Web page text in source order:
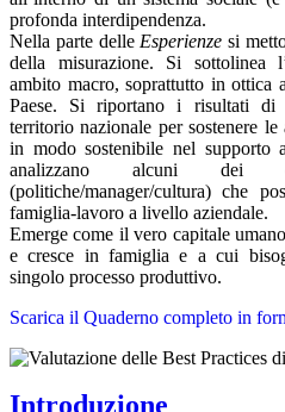
profonda interdipendenza.
Nella parte delle Esperienze si
della misurazione. Si sottolinea
ambito macro, soprattutto in ottica
Paese. Si riportano i risultati di
territorio nazionale per sostenere le
in modo sostenibile nel supporto
analizzano alcuni dei
(politiche/manager/cultura) che
famiglia-lavoro a livello aziendale.
Emerge come il vero capitale
e cresce in famiglia e a cui
singolo processo produttivo.
Scarica il Quaderno completo in
Introduzione